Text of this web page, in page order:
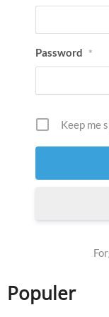
Password *
Keep me
Populer